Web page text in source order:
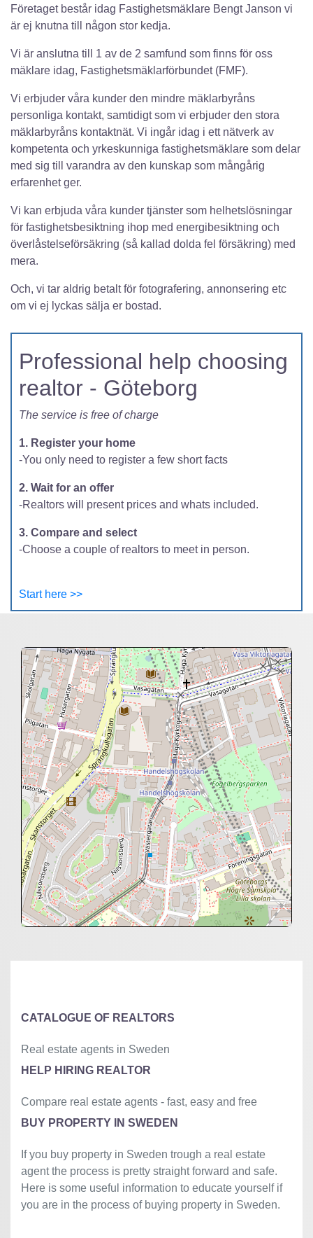
Företaget består idag Fastighetsmäklare Bengt Janson vi
är ej knutna till någon stor kedja.
Vi är anslutna till 1 av de 2 samfund som finns för oss
mäklare idag, Fastighetsmäklarförbundet (FMF).
Vi erbjuder våra kunder den mindre mäklarbyråns
personliga kontakt, samtidigt som vi erbjuder den stora
mäklarbyråns kontaktnät. Vi ingår idag i ett nätverk av
kompetenta och yrkeskunniga fastighetsmäklare som delar
med sig till varandra av den kunskap som mångårig
erfarenhet ger.
Vi kan erbjuda våra kunder tjänster som helhetslösningar
för fastighetsbesiktning ihop med energibesiktning och
överlåstelseförsäkring (så kallad dolda fel försäkring) med
mera.
Och, vi tar aldrig betalt för fotografering, annonsering etc
om vi ej lyckas sälja er bostad.
Professional help choosing
realtor - Göteborg
The service is free of charge
1. Register your home
-You only need to register a few short facts
2. Wait for an offer
-Realtors will present prices and whats included.
3. Compare and select
-Choose a couple of realtors to meet in person.
Start here >>
CATALOGUE OF REALTORS
Real estate agents in Sweden
HELP HIRING REALTOR
Compare real estate agents - fast, easy and free
BUY PROPERTY IN SWEDEN
If you buy property in Sweden trough a real estate
agent the process is pretty straight forward and safe.
Here is some useful information to educate yourself if
you are in the process of buying property in Sweden.